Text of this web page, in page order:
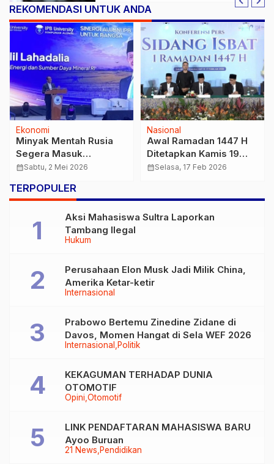
REKOMENDASI UNTUK ANDA
Ekonomi
Minyak Mentah Rusia
Segera Masuk
Indonesia, Pemerintah
Energi
calendar_monthSabtu, 2 Mei 2026
Nasional
Awal Ramadan 1447 H
Ditetapkan Kamis 19
Februari 2026
calendar_monthSelasa, 17 Feb 2026
TERPOPULER
Hukum
Aksi Mahasiswa Sultra Laporkan
Tambang Ilegal
Internasional
Perusahaan Elon Musk Jadi Milik China,
Amerika Ketar-ketir
Internasional Politik
Prabowo Bertemu Zinedine Zidane di
Davos, Momen Hangat di Sela WEF 2026
Opini Otomotif
KEKAGUMAN TERHADAP DUNIA
OTOMOTIF
21 News Pendidikan
LINK PENDAFTARAN MAHASISWA BARU
Ayoo Buruan